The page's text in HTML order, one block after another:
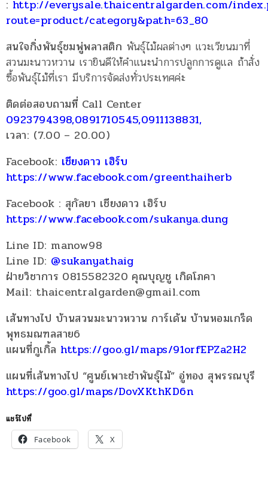
: http://everysale.thaicentralgarden.com/
route=product/category&path=63_80
สนใจกิ่งพันธุ์ชมพู่พลาสติก พันธุ์ไม้ผลต่างๆ แวะเวียนมาที่
สวนมะนาวหวาน เรายินดีให้คำแนะนำการปลูกการดูแล ถ้าสั่ง
ซื้อพันธุ์ไม้ที่เรา มีบริการจัดส่งทั่วประเทศค่ะ
ติดต่อสอบถามที่ Call Center
0923794398,0891710545,0911138831,
เวลา: (7.00 – 20.00)
Facebook: เชียงดาว เฮิร์บ
https://www.facebook.com/greenthaiherb
Facebook : สุกัลยา เชียงดาว เฮิร์บ
https://www.facebook.com/sukanya.dung
Line ID: manow98
Line ID: @sukanyathaig
ฝ่ายวิชาการ 0815582320 คุณบุญชู เกิดโภคา
Mail: thaicentralgarden@gmail.com
เส้นทางไป บ้านสวนมะนาวหวาน การ์เด้น บ้านหอมเกร็ด
พุทธมณฑลสาย6
แผนที่กูเกิ้ล https://goo.gl/maps/91orfEPZa2H2
แผนที่เส้นทางไป “ศูนย์เพาะชำพันธุ์ไม้” อู่ทอง สุพรรณบุรี
https://goo.gl/maps/DovXKthKD6n
แชร์ไปที่
Facebook
X